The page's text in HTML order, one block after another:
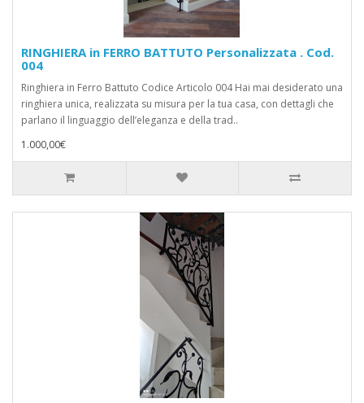
RINGHIERA in FERRO BATTUTO Personalizzata . Cod.
004
Ringhiera in Ferro Battuto Codice Articolo 004 Hai mai desiderato una
ringhiera unica, realizzata su misura per la tua casa, con dettagli che
parlano il linguaggio dell’eleganza e della trad..
1.000,00€